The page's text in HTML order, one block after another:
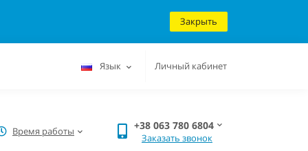
Закрыть
Язык Личный кабинет
Время работы +38 063 780 6804
Заказать звонок